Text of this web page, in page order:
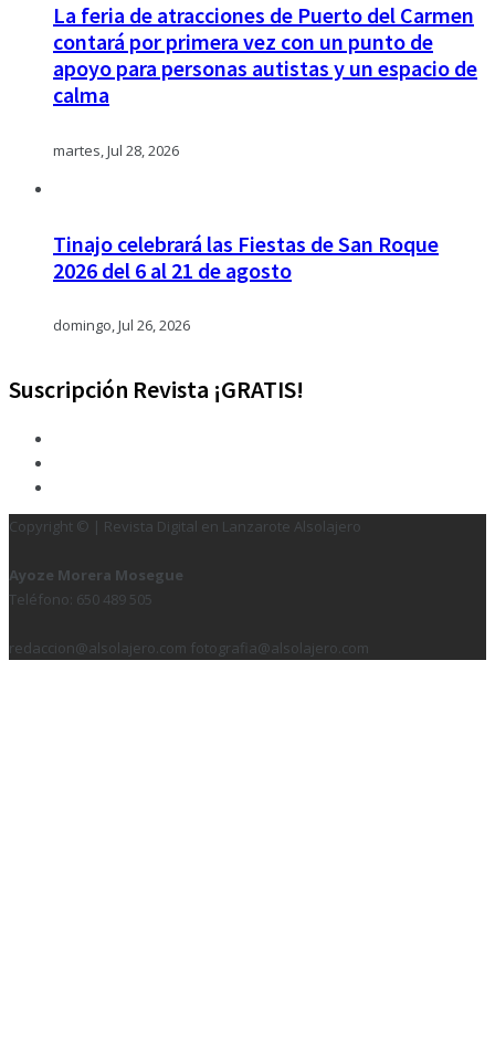
La feria de atracciones de Puerto del Carmen
contará por primera vez con un punto de
apoyo para personas autistas y un espacio de
calma
martes, Jul 28, 2026
Tinajo celebrará las Fiestas de San Roque
2026 del 6 al 21 de agosto
domingo, Jul 26, 2026
Suscripción Revista ¡GRATIS!
Copyright © | Revista Digital en Lanzarote Alsolajero
Ayoze Morera Mosegue
Teléfono: 650 489 505
redaccion@alsolajero.com fotografia@alsolajero.com